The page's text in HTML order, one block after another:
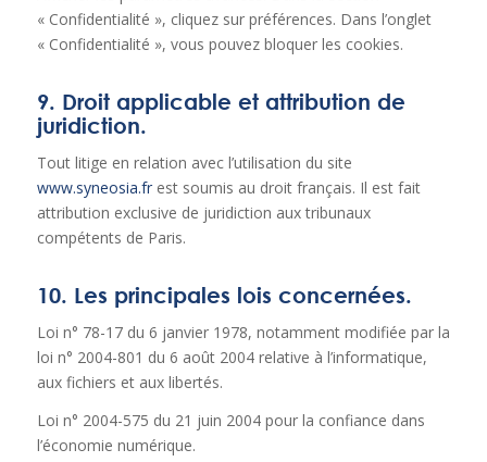
« Confidentialité », cliquez sur préférences. Dans l’onglet
« Confidentialité », vous pouvez bloquer les cookies.
9. Droit applicable et attribution de
juridiction.
Tout litige en relation avec l’utilisation du site
www.syneosia.frest soumis au droit français. Il est fait
attribution exclusive de juridiction aux tribunaux
compétents de Paris.
10. Les principales lois concernées.
Loi n° 78-17 du 6 janvier 1978, notamment modifiée par la
loi n° 2004-801 du 6 août 2004 relative à l’informatique,
aux fichiers et aux libertés.
Loi n° 2004-575 du 21 juin 2004 pour la confiance dans
l’économie numérique.